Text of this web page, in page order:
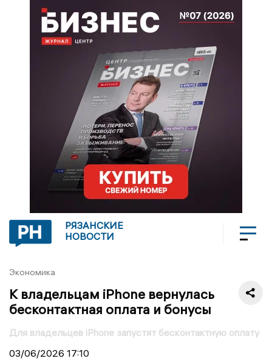
РЯЗАНСКИЕ
НОВОСТИ
Экономика
К владельцам iPhone вернулась
бесконтактная оплата и бонусы
Для владельцев iPhone запустят бесконтактную оплату
03/06/2026 17:10